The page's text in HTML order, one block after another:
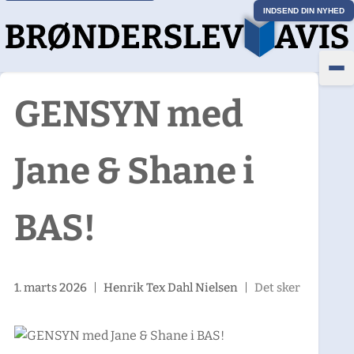
INDSEND DIN NYHED
GENSYN med
Jane & Shane i
BAS!
1. marts 2026 |Henrik Tex Dahl Nielsen |Det sker